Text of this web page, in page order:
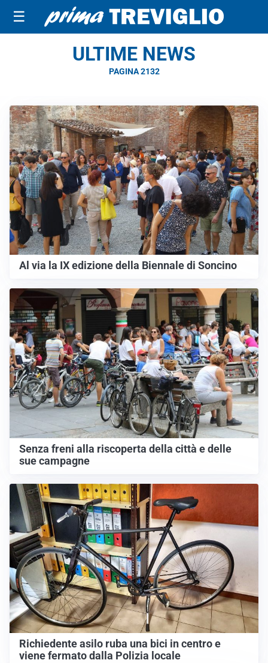
☰
ULTIME NEWS
PAGINA 2132
Al via la IX edizione della Biennale di Soncino
Senza freni alla riscoperta della città e delle
sue campagne
Richiedente asilo ruba una bici in centro e
viene fermato dalla Polizia locale